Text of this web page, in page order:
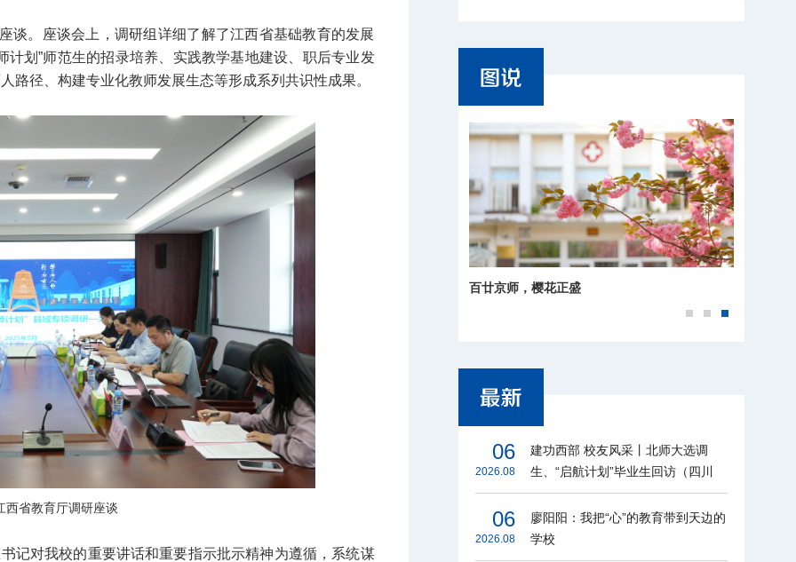
谈。座谈会上，调研组详细了解了江西省基础教育的发展
划”师范生的招录培养、实践教学基地建设、职后专业发
路径、构建专业化教师发展生态等形成系列共识性成果。
西省教育厅调研座谈
记对我校的重要讲话和重要指示批示精神为遵循，系统谋
师大秋韵
06
2026.08
建功西部 校友风采丨北师大选调
生、“启航计划”毕业生回访（四川
篇）
06
2026.08
廖阳阳：我把“心”的教育带到天边的
学校